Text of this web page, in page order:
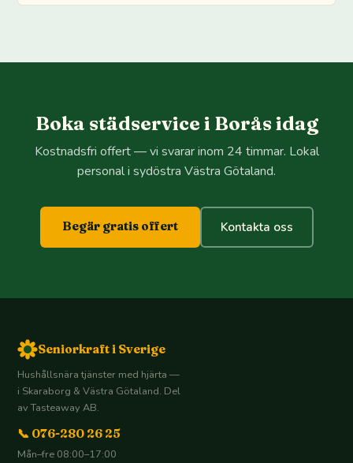
Boka städservice i Borås idag
Kostnadsfri offert — vi svarar inom 24 timmar. Lokal
personal i sydöstra Västra Götaland.
Begär gratis offert Kontakta oss
Seniorkraft i Sverige
Hushållsnära tjänster med hjärta —
i Skaraborg & Västra Götaland. Del
av Tasteaway AB.
📞 076-280 26 25
Mån–fre 08:00–17:00